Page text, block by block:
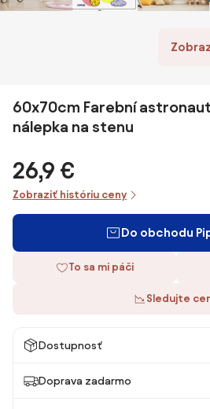
60x70cm Farební
nálepka na stenu
26,9 €
Zobraziť históriu ceny
Do obchodu
To sa mi páči
Sledujte
Dostupnosť
Doprava zadarmo